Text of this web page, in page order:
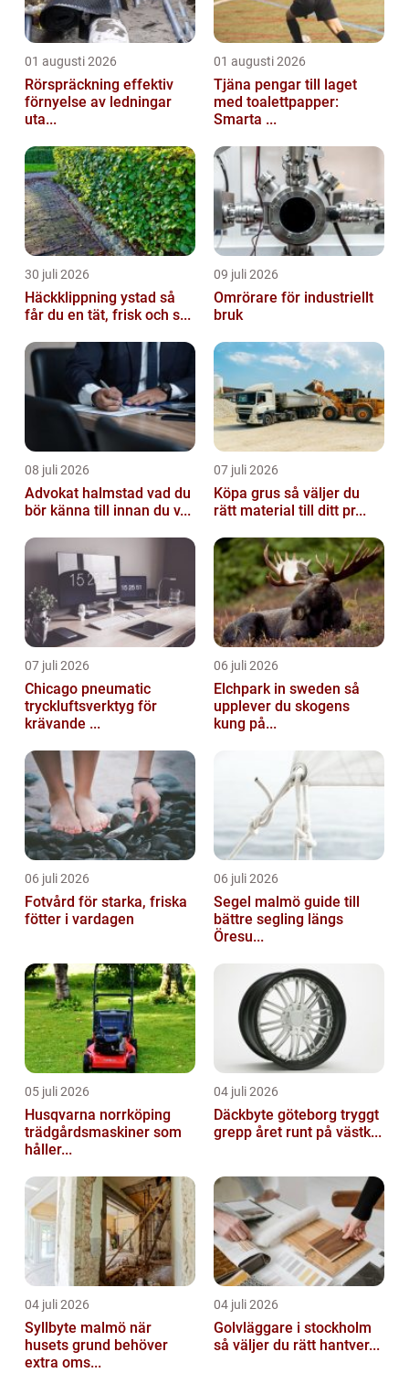
01 augusti 2026
Rörspräckning effektiv
förnyelse av ledningar
uta...
01 augusti 2026
Tjäna pengar till laget
med toalettpapper:
Smarta ...
30 juli 2026
Häckklippning ystad så
får du en tät, frisk och s...
09 juli 2026
Omrörare för industriellt
bruk
08 juli 2026
Advokat halmstad vad du
bör känna till innan du v...
07 juli 2026
Köpa grus så väljer du
rätt material till ditt pr...
07 juli 2026
Chicago pneumatic
tryckluftsverktyg för
krävande ...
06 juli 2026
Elchpark in sweden så
upplever du skogens
kung på...
06 juli 2026
Fotvård för starka, friska
fötter i vardagen
06 juli 2026
Segel malmö guide till
bättre segling längs
Öresu...
05 juli 2026
Husqvarna norrköping
trädgårdsmaskiner som
håller...
04 juli 2026
Däckbyte göteborg tryggt
grepp året runt på västk...
04 juli 2026
Syllbyte malmö när
husets grund behöver
extra oms...
04 juli 2026
Golvläggare i stockholm
så väljer du rätt hantver...